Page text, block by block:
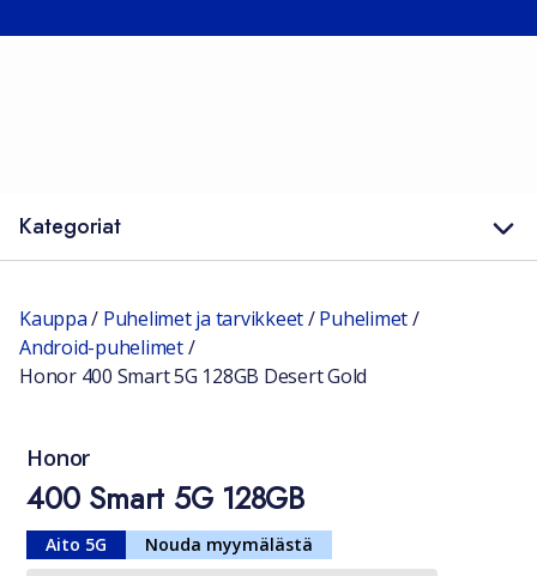
Kategoriat
Kauppa/ Puhelimet ja tarvikkeet/Puhelimet/
Android-puhelimet/
Honor 400 Smart 5G 128GB Desert Gold
Honor
400 Smart 5G 128GB
Aito 5G Nouda myymälästä